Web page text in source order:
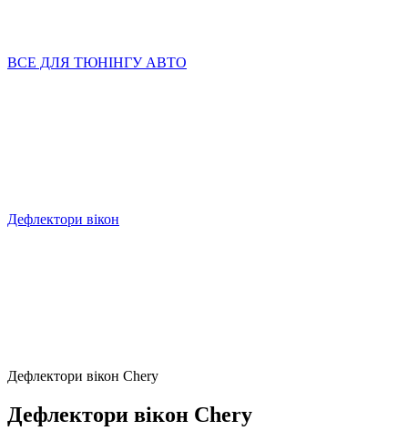
ВСЕ ДЛЯ ТЮНІНГУ АВТО
Дефлектори вікон
Дефлектори вікон Chery
Дефлектори вікон Chery